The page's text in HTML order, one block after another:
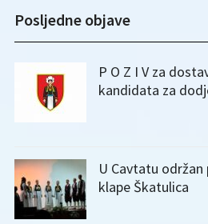
Posljedne objave
P O Z I V za
kandidata za
U Cavtatu
klape Škatulica